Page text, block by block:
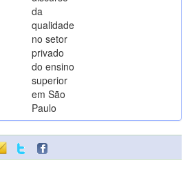
da
qualidade
no setor
privado
do ensino
superior
em São
Paulo